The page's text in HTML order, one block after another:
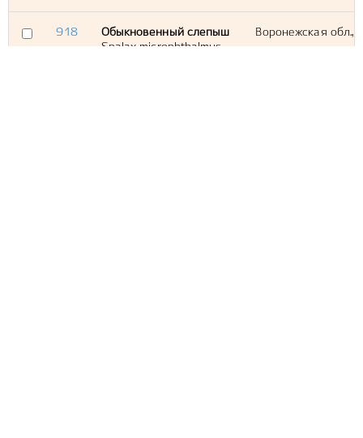
918
Обыкновенный слепыш
Spalax microphthalmus
Воронежская обл.,